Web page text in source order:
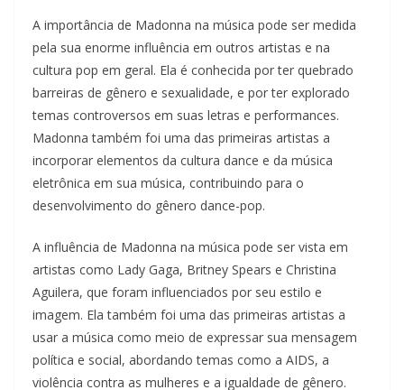
A importância de Madonna na música pode ser medida
pela sua enorme influência em outros artistas e na
cultura pop em geral. Ela é conhecida por ter quebrado
barreiras de gênero e sexualidade, e por ter explorado
temas controversos em suas letras e performances.
Madonna também foi uma das primeiras artistas a
incorporar elementos da cultura dance e da música
eletrônica em sua música, contribuindo para o
desenvolvimento do gênero dance-pop.
A influência de Madonna na música pode ser vista em
artistas como Lady Gaga, Britney Spears e Christina
Aguilera, que foram influenciados por seu estilo e
imagem. Ela também foi uma das primeiras artistas a
usar a música como meio de expressar sua mensagem
política e social, abordando temas como a AIDS, a
violência contra as mulheres e a igualdade de gênero.